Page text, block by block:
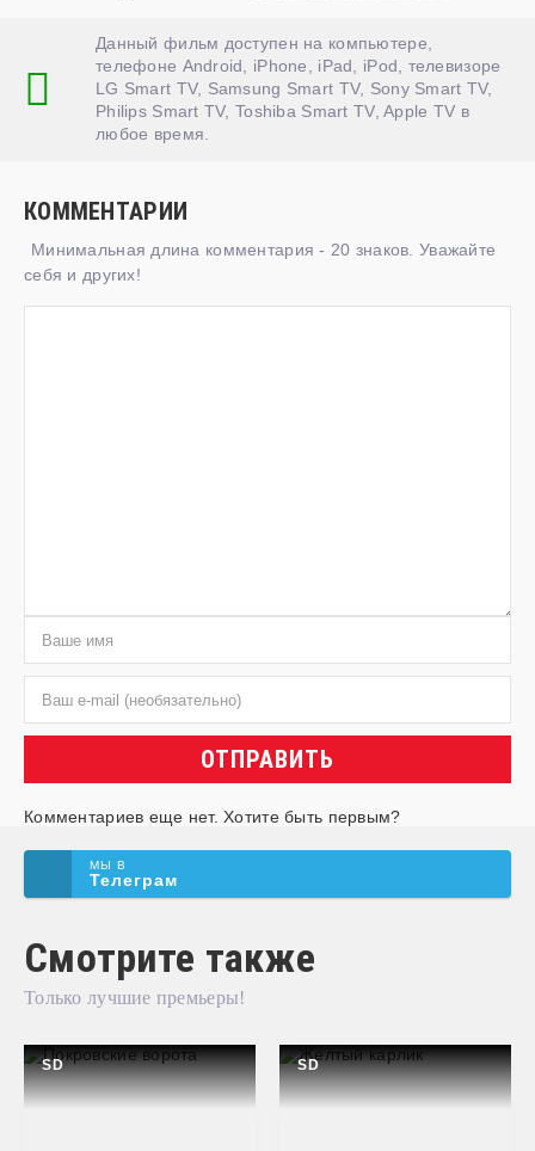
Данный фильм доступен на компьютере,
телефоне Android, iPhone, iPad, iPod, телевизоре
LG Smart TV, Samsung Smart TV, Sony Smart TV,
Philips Smart TV, Toshiba Smart TV, Apple TV в
любое время.
КОММЕНТАРИИ
Минимальная длина комментария - 20 знаков. Уважайте
себя и других!
ОТПРАВИТЬ
Комментариев еще нет. Хотите быть первым?
Смотрите также
Только лучшие премьеры!
МЫ В
Телеграм
SD SD